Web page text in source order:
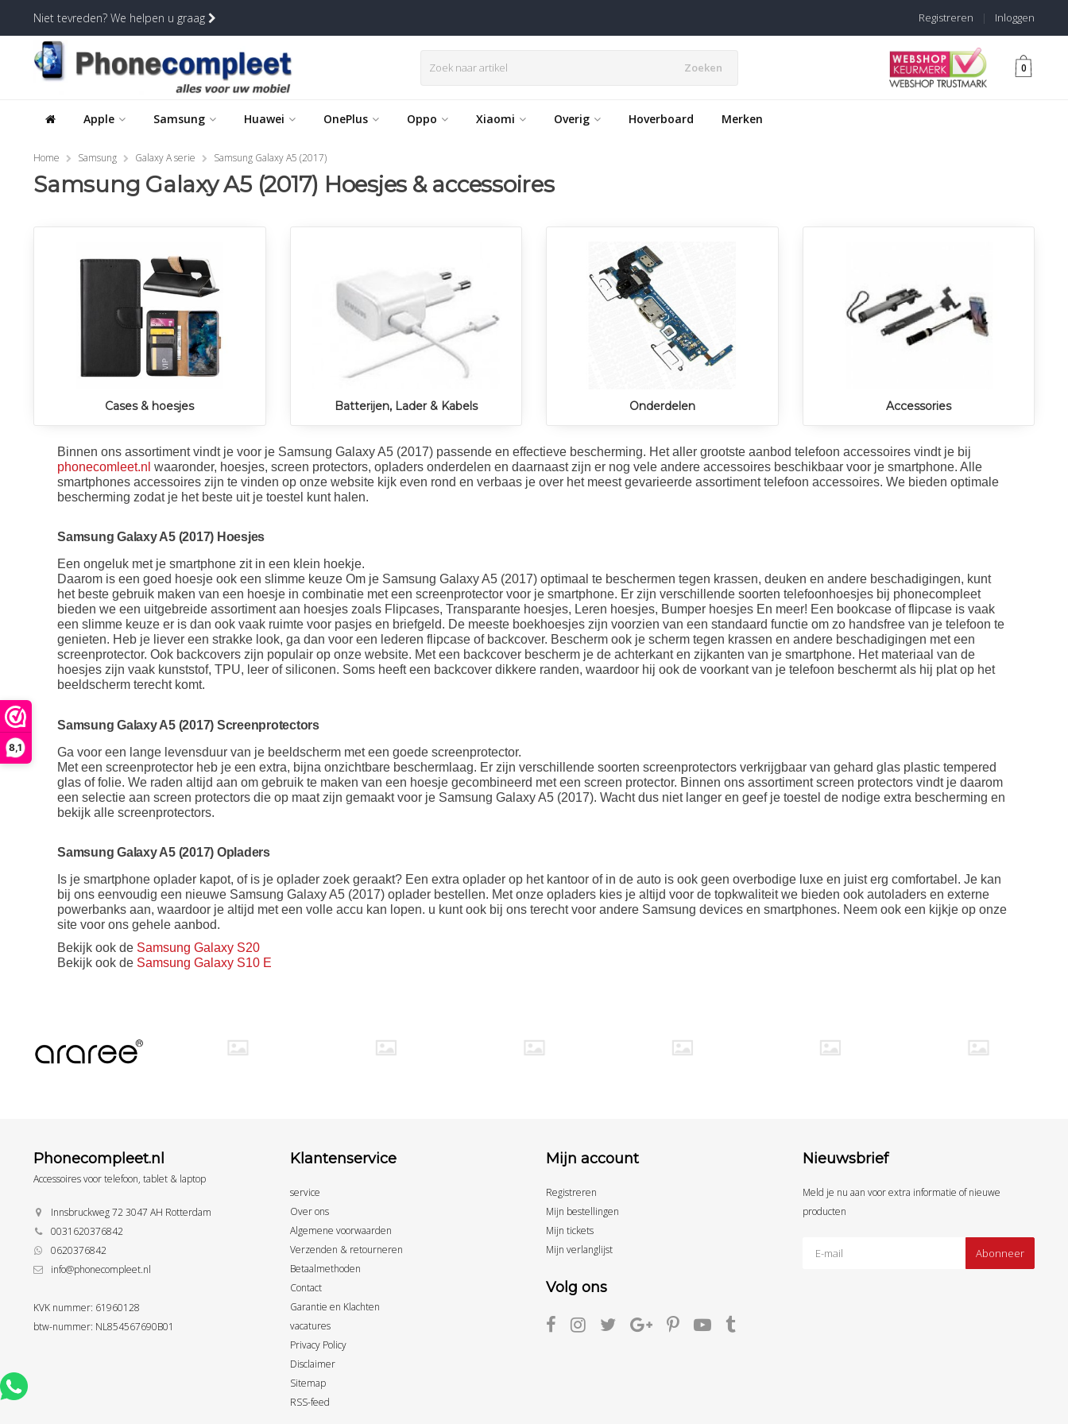
8,1
Niet tevreden? We helpen u graag Inloggen
|
Registreren
Zoeken 0
Apple Samsung Huawei OnePlus Oppo Xiaomi Overig Hoverboard Merken
Home Samsung Galaxy A serie Samsung Galaxy A5 (2017)
Samsung Galaxy A5 (2017) Hoesjes & accessoires
Cases & hoesjes Batterijen, Lader & Kabels Onderdelen Accessories
Binnen ons assortiment vindt je voor je Samsung Galaxy A5 (2017) passende en effectieve bescherming. Het aller grootste aanbod telefoon accessoires vindt je bij
phonecomleet.nl waaronder, hoesjes, screen protectors, opladers onderdelen en daarnaast zijn er nog vele andere accessoires beschikbaar voor je smartphone. Alle
smartphones accessoires zijn te vinden op onze website kijk even rond en verbaas je over het meest gevarieerde assortiment telefoon accessoires. We bieden optimale
bescherming zodat je het beste uit je toestel kunt halen.
Samsung Galaxy A5 (2017) Hoesjes
Een ongeluk met je smartphone zit in een klein hoekje.
Daarom is een goed hoesje ook een slimme keuze Om je Samsung Galaxy A5 (2017) optimaal te beschermen tegen krassen, deuken en andere beschadigingen, kunt
het beste gebruik maken van een hoesje in combinatie met een screenprotector voor je smartphone. Er zijn verschillende soorten telefoonhoesjes bij phonecompleet
bieden we een uitgebreide assortiment aan hoesjes zoals Flipcases, Transparante hoesjes, Leren hoesjes, Bumper hoesjes En meer! Een bookcase of flipcase is vaak
een slimme keuze er is dan ook vaak ruimte voor pasjes en briefgeld. De meeste boekhoesjes zijn voorzien van een standaard functie om zo handsfree van je telefoon te
genieten. Heb je liever een strakke look, ga dan voor een lederen flipcase of backcover. Bescherm ook je scherm tegen krassen en andere beschadigingen met een
screenprotector. Ook backcovers zijn populair op onze website. Met een backcover bescherm je de achterkant en zijkanten van je smartphone. Het materiaal van de
hoesjes zijn vaak kunststof, TPU, leer of siliconen. Soms heeft een backcover dikkere randen, waardoor hij ook de voorkant van je telefoon beschermt als hij plat op het
beeldscherm terecht komt.
Samsung Galaxy A5 (2017) Screenprotectors
Ga voor een lange levensduur van je beeldscherm met een goede screenprotector.
Met een screenprotector heb je een extra, bijna onzichtbare beschermlaag. Er zijn verschillende soorten screenprotectors verkrijgbaar van gehard glas plastic tempered
glas of folie. We raden altijd aan om gebruik te maken van een hoesje gecombineerd met een screen protector. Binnen ons assortiment screen protectors vindt je daarom
een selectie aan screen protectors die op maat zijn gemaakt voor je Samsung Galaxy A5 (2017). Wacht dus niet langer en geef je toestel de nodige extra bescherming en
bekijk alle screenprotectors.
Samsung Galaxy A5 (2017) Opladers
Is je smartphone oplader kapot, of is je oplader zoek geraakt? Een extra oplader op het kantoor of in de auto is ook geen overbodige luxe en juist erg comfortabel. Je kan
bij ons eenvoudig een nieuwe Samsung Galaxy A5 (2017) oplader bestellen. Met onze opladers kies je altijd voor de topkwaliteit we bieden ook autoladers en externe
powerbanks aan, waardoor je altijd met een volle accu kan lopen. u kunt ook bij ons terecht voor andere Samsung devices en smartphones. Neem ook een kijkje op onze
site voor ons gehele aanbod.
Bekijk ook de Samsung Galaxy S20
Bekijk ook de Samsung Galaxy S10 E
Phonecompleet.nl
Accessoires voor telefoon, tablet & laptop
Innsbruckweg 72 3047 AH Rotterdam
0031620376842
0620376842
info@phonecompleet.nl
KVK nummer: 61960128
btw-nummer: NL854567690B01
Klantenservice
service
Over ons
Algemene voorwaarden
Verzenden & retourneren
Betaalmethoden
Contact
Garantie en Klachten
vacatures
Privacy Policy
Disclaimer
Sitemap
RSS-feed
Mijn account
Registreren
Mijn bestellingen
Mijn tickets
Mijn verlanglijst
Volg ons
Nieuwsbrief
Meld je nu aan voor extra informatie of nieuwe
producten
Abonneer